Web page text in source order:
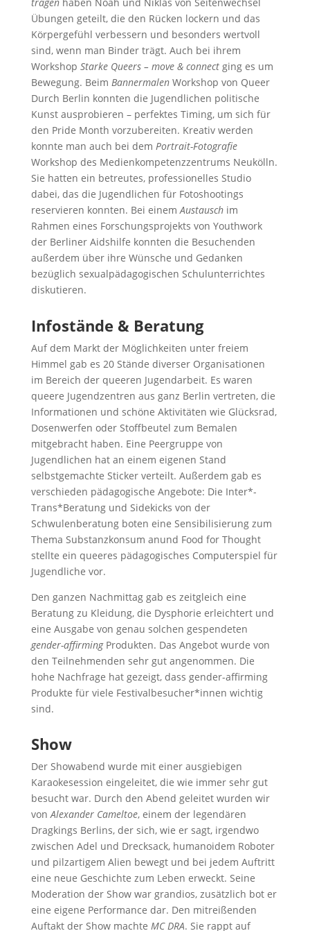
tragen haben Noah und Niklas von Seitenwechsel
Übungen geteilt, die den Rücken lockern und das
Körpergefühl verbessern und besonders wertvoll
sind, wenn man Binder trägt. Auch bei ihrem
Workshop Starke Queers – move & connectging es um
Bewegung. Beim BannermalenWorkshop von Queer
Durch Berlin konnten die Jugendlichen politische
Kunst ausprobieren – perfektes Timing, um sich für
den Pride Month vorzubereiten. Kreativ werden
konnte man auch bei dem Portrait-Fotografie
Workshop des Medienkompetenzzentrums Neukölln.
Sie hatten ein betreutes, professionelles Studio
dabei, das die Jugendlichen für Fotoshootings
reservieren konnten. Bei einemAustauschim
Rahmen eines Forschungsprojekts von Youthwork
der Berliner Aidshilfe konnten die Besuchenden
außerdem über ihre Wünsche und Gedanken
bezüglich sexualpädagogischen Schulunterrichtes
diskutieren.
Infostände & Beratung
Auf dem Markt der Möglichkeiten unter freiem
Himmel gab es 20 Stände diverser Organisationen
im Bereich der queeren Jugendarbeit. Es waren
queere Jugendzentren aus ganz Berlin vertreten, die
Informationen und schöne Aktivitäten wie Glücksrad,
Dosenwerfen oder Stoffbeutel zum Bemalen
mitgebracht haben. Eine Peergruppe von
Jugendlichen hat an einem eigenen Stand
selbstgemachte Sticker verteilt. Außerdem gab es
verschieden pädagogische Angebote: Die Inter*-
Trans*Beratung und Sidekicks von der
Schwulenberatung boten eine Sensibilisierung zum
Thema Substanzkonsum anund Food for Thought
stellte ein queeres pädagogisches Computerspiel für
Jugendliche vor.
Den ganzen Nachmittag gab es zeitgleich eine
Beratung zu Kleidung, die Dysphorie erleichtert und
eine Ausgabe von genau solchen gespendeten
gender-affirmingProdukten. Das Angebot wurde von
den Teilnehmenden sehr gut angenommen. Die
hohe Nachfrage hat gezeigt, dass gender-affirming
Produkte für viele Festivalbesucher*innen wichtig
sind.
Show
Der Showabend wurde mit einer ausgiebigen
Karaokesession eingeleitet, die wie immer sehr gut
besucht war. Durch den Abend geleitet wurden wir
vonAlexander Cameltoe, einem der legendären
Dragkings Berlins, der sich, wie er sagt, irgendwo
zwischen Adel und Drecksack, humanoidem Roboter
und pilzartigem Alien bewegt und bei jedem Auftritt
eine neue Geschichte zum Leben erweckt. Seine
Moderation der Show war grandios, zusätzlich bot er
eine eigene Performance dar. Den mitreißenden
Auftakt der Show machte MC DRA. Sie rappt auf